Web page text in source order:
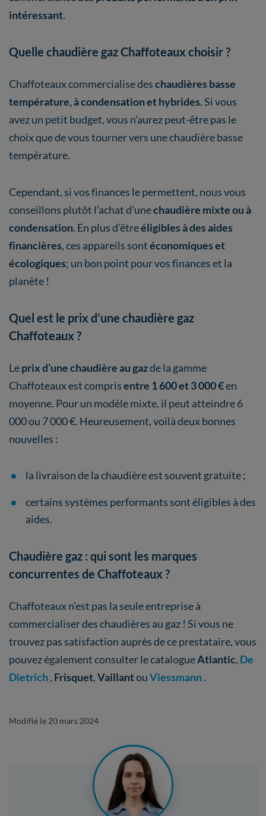
intéressant.
Quelle chaudière gaz Chaffoteaux choisir ?
Chaffoteaux commercialise deschaudières basse
température, à condensation et hybrides. Si vous
avez un petit budget, vous n’aurez peut-être pas le
choix que de vous tourner vers une chaudière basse
température.
Cependant, si vos finances le permettent, nous vous
conseillons plutôt l’achat d’unechaudière mixte ou à
condensation. En plus d’êtreéligibles à des aides
financières, ces appareils sontéconomiques et
écologiques; un bon point pour vos finances et la
planète !
Quel est le prix d’une chaudière gaz
Chaffoteaux ?
Leprix d’une chaudière au gazde la gamme
Chaffoteaux est comprisentre 1 600 et 3 000 €en
moyenne. Pour un modèle mixte, il peut atteindre 6
000 ou 7 000 €. Heureusement, voilà deux bonnes
nouvelles :
la livraison de la chaudière est souvent gratuite ;
certains systèmes performants sont éligibles à des
aides.
Chaudière gaz : qui sont les marques
concurrentes de Chaffoteaux ?
Chaffoteaux n’est pas la seule entreprise à
commercialiser des chaudières au gaz ! Si vous ne
trouvez pas satisfaction auprès de ce prestataire, vous
pouvez également consulter le catalogueAtlantic, De
Dietrich, Frisquet,VaillantouViessmann.
Modifié le 20 mars 2024